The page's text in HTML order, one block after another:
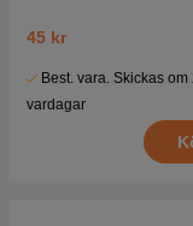
45 kr
Best. vara. Skickas om
vardagar